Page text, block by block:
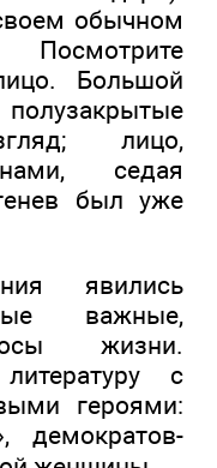
обычном
Большой
лицо,
седая
был уже
явились
важные,
жизни.
с
героями:
демократов-